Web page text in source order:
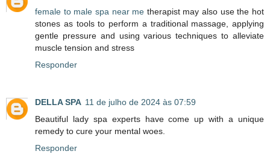
female to male spa near me therapist may also use the hot
stones as tools to perform a traditional massage, applying
gentle pressure and using various techniques to alleviate
muscle tension and stress
Responder
DELLA SPA 11 de julho de 2024 às 07:59
Beautiful lady spa experts have come up with a unique
remedy to cure your mental woes.
Responder